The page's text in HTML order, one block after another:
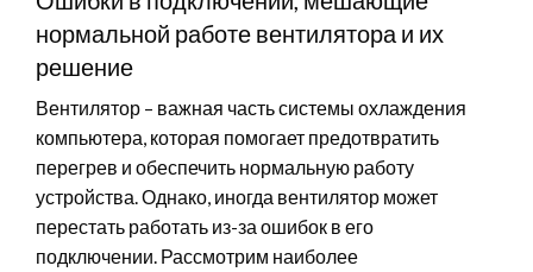
нормальной работе вентилятора и их
решение
Вентилятор – важная часть системы охлаждения
компьютера, которая помогает предотвратить
перегрев и обеспечить нормальную работу
устройства. Однако, иногда вентилятор может
перестать работать из-за ошибок в его
подключении. Рассмотрим наиболее